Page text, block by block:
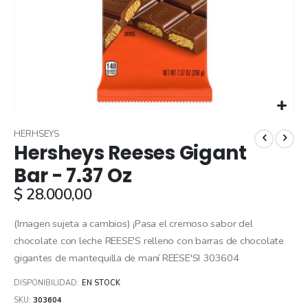
to
the
beginning
of
the
gallery
Hersheys Reeses Gigant
Bar - 7.37 Oz
HERHSEYS
$ 28.000,00
(Imagen sujeta a cambios) ¡Pasa el cremoso sabor del
chocolate con leche REESE'S relleno con barras de chocolate
gigantes de mantequilla de maní REESE'S! 303604
DISPONIBILIDAD: EN STOCK
SKU 303604